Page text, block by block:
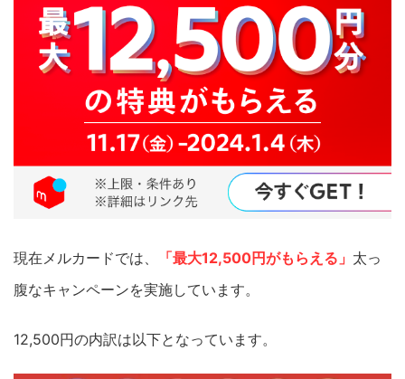
現在メルカードでは、 「最大12,500円がもらえる」 太っ
腹なキャンペーンを実施しています。
12,500円の内訳は以下となっています。